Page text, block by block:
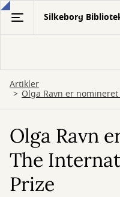
Gå
hovedindhold
Silkeborg
Artikler
Olga Ravn er
Olga Ravn
The
Prize